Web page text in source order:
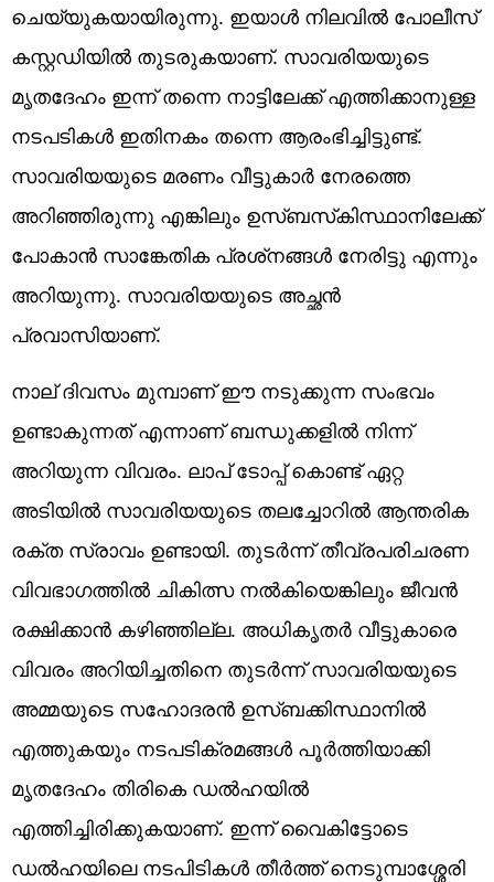
ചെയ്യുകയായിരുന്നു. ഇയാള്‍ നിലവില്‍ പോലീസ്
കസ്റ്റഡിയില്‍ തുടരുകയാണ്. സാവരിയയുടെ
മൃതദേഹം ഇന്ന് തന്നെ നാട്ടിലേക്ക് എത്തിക്കാനുള്ള
നടപടികള്‍ ഇതിനകം തന്നെ ആരംഭിച്ചിട്ടുണ്ട്.
സാവരിയയുടെ മരണം വീട്ടുകാര്‍ നേരത്തെ
അറിഞ്ഞിരുന്നു എങ്കിലും ഉസ്ബസ്‌കിസ്ഥാനിലേക്ക്
പോകാന്‍ സാങ്കേതിക പ്രശ്‌നങ്ങള്‍ നേരിട്ടു എന്നും
അറിയുന്നു. സാവരിയയുടെ അച്ഛന്‍
പ്രവാസിയാണ്.
നാല് ദിവസം മുമ്പാണ് ഈ നടുക്കുന്ന സംഭവം
ഉണ്ടാകുന്നത് എന്നാണ് ബന്ധുക്കളില്‍ നിന്ന്
അറിയുന്ന വിവരം. ലാപ് ടോപ്പ് കൊണ്ട് ഏറ്റ
അടിയില്‍ സാവരിയയുടെ തലച്ചോറില്‍ ആന്തരിക
രക്ത സ്രാവം ഉണ്ടായി. തുടര്‍ന്ന് തീവ്രപരിചരണ
വിവഭാഗത്തില്‍ ചികിത്സ നല്‍കിയെങ്കിലും ജീവന്‍
രക്ഷിക്കാന്‍ കഴിഞ്ഞില്ല. അധികൃതര്‍ വീട്ടുകാരെ
വിവരം അറിയിച്ചതിനെ തുടര്‍ന്ന് സാവരിയയുടെ
അമ്മയുടെ സഹോദരന്‍ ഉസ്ബക്കിസ്ഥാനില്‍
എത്തുകയും നടപടിക്രമങ്ങള്‍ പൂര്‍ത്തിയാക്കി
മൃതദേഹം തിരികെ ഡല്‍ഹയില്‍
എത്തിച്ചിരിക്കുകയാണ്. ഇന്ന് വൈകിട്ടോടെ
ഡല്‍ഹയിലെ നടപിടികള്‍ തീര്‍ത്ത് നെടുമ്പാശ്ശേരി